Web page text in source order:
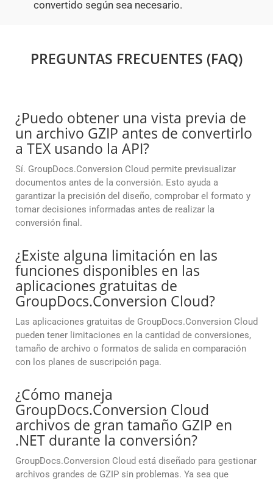
convertido según sea necesario.
PREGUNTAS FRECUENTES (FAQ)
¿Puedo obtener una vista previa de
un archivo GZIP antes de convertirlo
a TEX usando la API?
Sí. GroupDocs.Conversion Cloud permite previsualizar
documentos antes de la conversión. Esto ayuda a
garantizar la precisión del diseño, comprobar el formato y
tomar decisiones informadas antes de realizar la
conversión final.
¿Existe alguna limitación en las
funciones disponibles en las
aplicaciones gratuitas de
GroupDocs.Conversion Cloud?
Las aplicaciones gratuitas de GroupDocs.Conversion Cloud
pueden tener limitaciones en la cantidad de conversiones,
tamaño de archivo o formatos de salida en comparación
con los planes de suscripción paga.
¿Cómo maneja
GroupDocs.Conversion Cloud
archivos de gran tamaño GZIP en
.NET durante la conversión?
GroupDocs.Conversion Cloud está diseñado para gestionar
archivos grandes de GZIP sin problemas. Ya sea que